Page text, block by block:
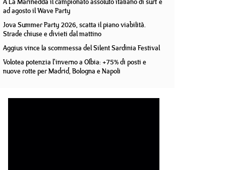
ad agosto il Wave Party
Jova Summer Party 2026, scatta il piano viabilità.
Strade chiuse e divieti dal mattino
Aggius vince la scommessa del Silent Sardinia Festival
Volotea potenzia l'inverno a Olbia: +75% di posti e
nuove rotte per Madrid, Bologna e Napoli